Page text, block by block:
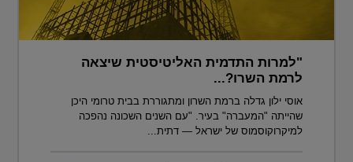
"למרות התדמית האליטיסטית שיצאה
לרמת השרו?...
אוסי ילון גדלה ברמת השרון ומתגוררת בבית טרומי היכן
שהייתה "המעברה" בעיר. "עם השנים השכונה נהפכה
למיקרוקוסמוס של ישראל — דתית...